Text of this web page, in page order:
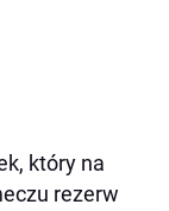
który na
rezerw